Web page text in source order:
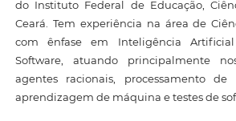
do Instituto Federal de Educação,
Ceará. Tem experiência na área de
com ênfase em Inteligência
Software, atuando principalmente
agentes racionais, processamento de
aprendizagem de máquina e testes de